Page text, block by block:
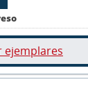
ejemplares